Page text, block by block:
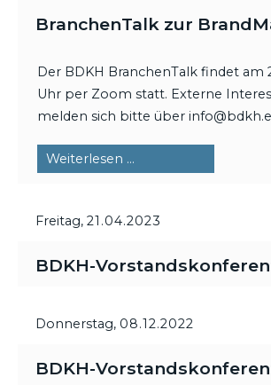
BranchenTalk zur
Der BDKH BranchenTalk findet am
Uhr per Zoom statt. Externe
melden sich bitte über
Weiterlesen …
Messe
Freitag, 21.04.2023
BDKH-
Donnerstag, 08.12.2022
BDKH-